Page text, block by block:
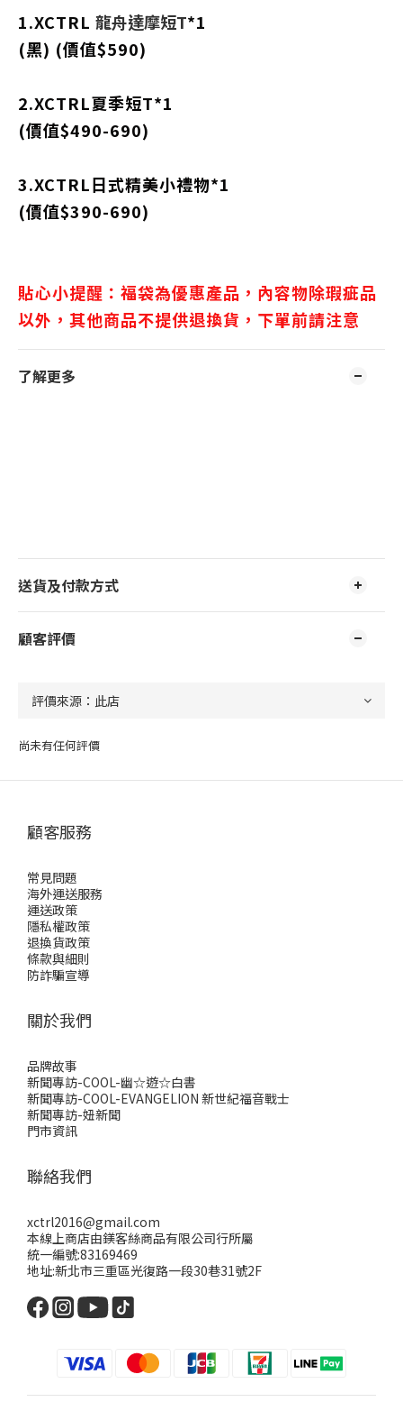
1.XCTRL 龍舟達摩短T*1
(黑) (價值$590)
2.XCTRL夏季短T*1
(價值$490-690)
3.XCTRL日式精美小禮物*1
(價值$390-690)
貼心小提醒：福袋為優惠產品，內容物除瑕疵品
以外，其他商品不提供退換貨，下單前請注意
了解更多
送貨及付款方式
顧客評價
尚未有任何評價
顧客服務
常見問題
海外運送服務
運送政策
隱私權政策
退換貨政策
條款與細則
防詐騙宣導
關於我們
品牌故事
新聞專訪-COOL-幽☆遊☆白書
新聞專訪-COOL-EVANGELION 新世紀福音戰士
新聞專訪-妞新聞
門市資訊
聯絡我們
xctrl2016@gmail.com
本線上商店由鎂客絲商品有限公司行所屬
統一編號:83169469
地址:新北市三重區光復路一段30巷31號2F